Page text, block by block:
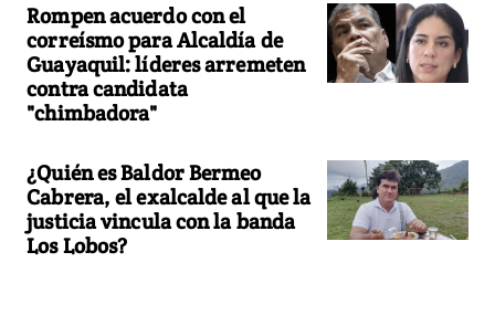
Rompen acuerdo con el
correísmo para Alcaldía de
Guayaquil: líderes arremeten
contra candidata
"chimbadora"
¿Quién es Baldor Bermeo
Cabrera, el exalcalde al que la
justicia vincula con la banda
Los Lobos?